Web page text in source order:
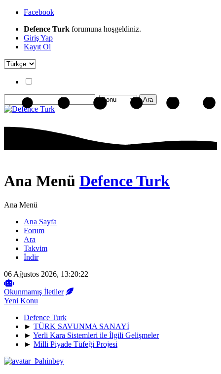
Facebook
Defence Turk forumuna hoşgeldiniz.
Giriş Yap
Kayıt Ol
Ana Menü Defence Turk
Ana Menü
Ana Sayfa
Forum
Ara
Takvim
İndir
06 Ağustos 2026, 13:20:22
Okunmamış İletiler
Yeni Konu
Defence Turk
► TÜRK SAVUNMA SANAYİ
► Yerli Kara Sistemleri ile İlgili Gelişmeler
► Milli Piyade Tüfeği Projesi